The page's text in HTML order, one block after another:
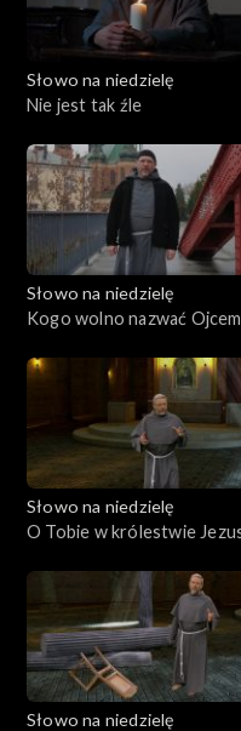
Słowo na niedzielę
Nie jest tak źle
Słowo na niedzielę
Kogo wolno nazwać
Słowo na niedzielę
O Tobie w królestwie
Słowo na niedzielę